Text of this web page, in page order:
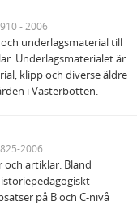
- 2006
underlagsmaterial till
Underlagsmaterialet är
klipp och diverse äldre
i Västerbotten.
2006
artiklar. Bland
på B och C-nivå